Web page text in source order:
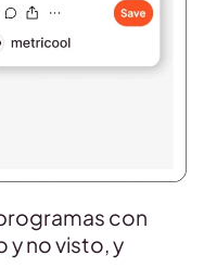
con
y no visto, y